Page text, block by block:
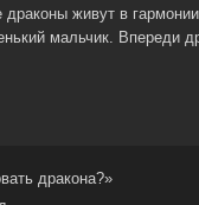
живут в
мальчик. Впереди
дракона?»